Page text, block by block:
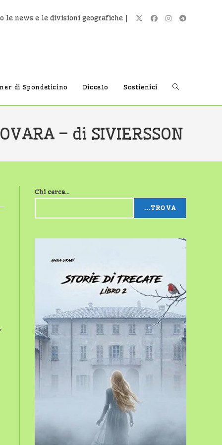
le news e le divisioni geografiche |
di Spondeticino Diccelo Sostienici Attiva/
ricerca
sul
– di SIVIERSSON
Chi cerca...
...TROVA